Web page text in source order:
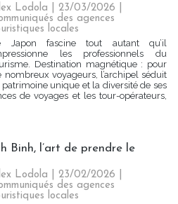
Lodola | 23/03/2026
des agences
locales
Japon fascine tout autant qu’il
les professionnels du
Destination magnétique : pour
nombreux voyageurs, l’archipel séduit
unique et la diversité de ses
de voyages et les tour-opérateurs,
Binh, l’art de prendre le
Lodola | 23/02/2026
des agences
locales